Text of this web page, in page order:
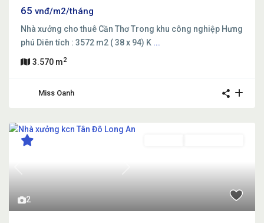
65 vnđ/m2/tháng
Nhà xưởng cho thuê Cần Thơ Trong khu công nghiệp Hưng
phú Diên tích : 3572 m2 ( 38 x 94) K ...
3.570 m2
Miss Oanh
2
Previous Next